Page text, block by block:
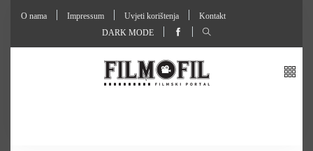
O nama Impressum Uvjeti korištenja
Kontakt
DARK MODE